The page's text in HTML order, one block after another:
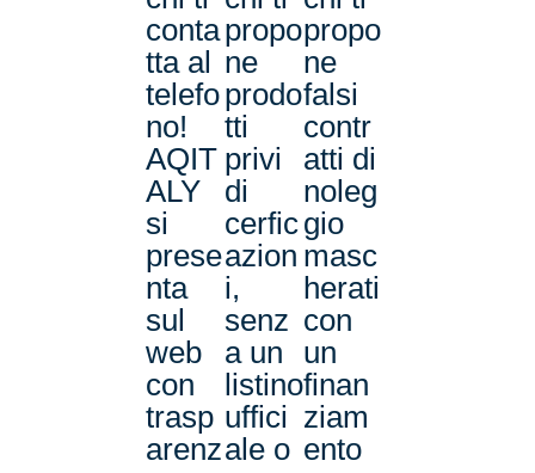
conta
tta al
telefo
no!
AQIT
ALY
si
prese
nta
sul
web
con
trasp
arenz
propo
ne
prodo
tti
privi
di
cerfic
azion
i,
senz
a un
listino
uffici
ale o
propo
ne
falsi
contr
atti di
noleg
gio
masc
herati
con
un
finan
ziam
ento